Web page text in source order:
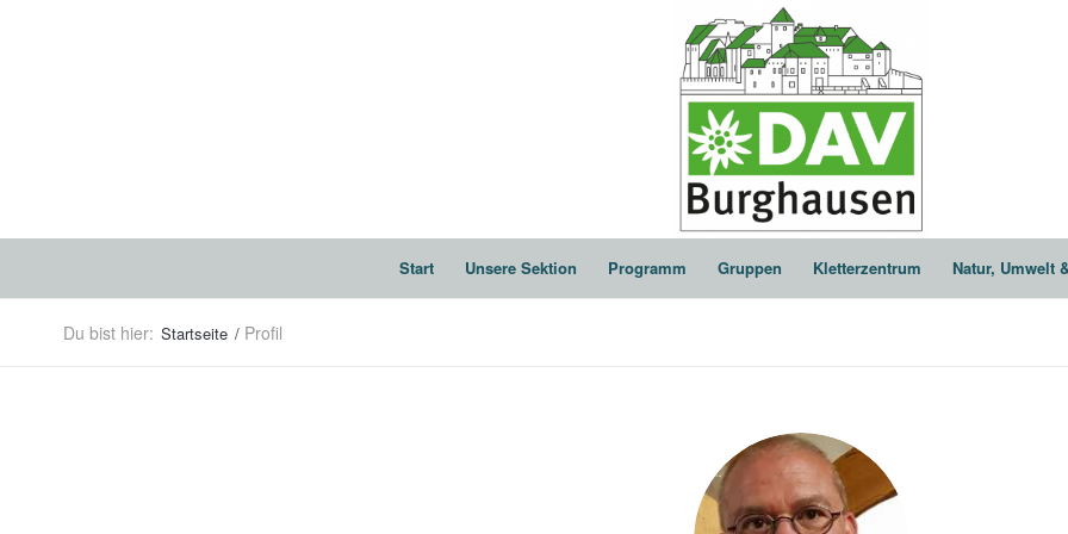
Start Unsere Sektion Programm Gruppen Kletterzentrum Natur, Umwelt
Du bist hier: Startseite / Profil